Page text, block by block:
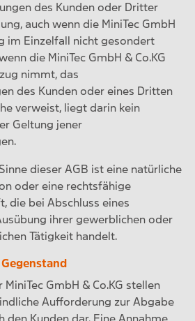
des Kunden oder Dritter
auch wenn die MiniTec GmbH
im Einzelfall nicht gesondert
die MiniTec GmbH & Co.KG
nimmt, das
des Kunden oder eines Dritten
verweist, liegt darin kein
Geltung jener
dieser AGB ist eine natürliche
oder eine rechtsfähige
die bei Abschluss eines
ihrer gewerblichen oder
Tätigkeit handelt.
GmbH & Co.KG stellen
Aufforderung zur Abgabe
den Kunden dar. Eine Annahme